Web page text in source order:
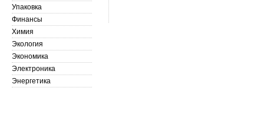
Упаковка
Финансы
Химия
Экология
Экономика
Электроника
Энергетика